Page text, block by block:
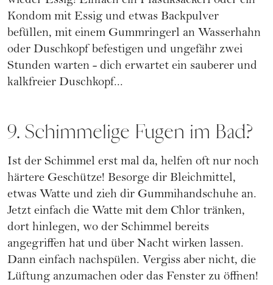
Kondom mit Essig und etwas Backpulver
befüllen, mit einem Gummringerl an Wasserhahn
oder Duschkopf befestigen und ungefähr zwei
Stunden warten - dich erwartet ein sauberer und
kalkfreier Duschkopf...
9. Schimmelige Fugen im Bad?
Ist der Schimmel erst mal da, helfen oft nur noch
härtere Geschütze! Besorge dir Bleichmittel,
etwas Watte und zieh dir Gummihandschuhe an.
Jetzt einfach die Watte mit dem Chlor tränken,
dort hinlegen, wo der Schimmel bereits
angegriffen hat und über Nacht wirken lassen.
Dann einfach nachspülen. Vergiss aber nicht, die
Lüftung anzumachen oder das Fenster zu öffnen!